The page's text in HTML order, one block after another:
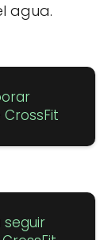
agua.
seguir